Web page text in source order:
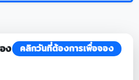
ง คลิกวันที่ต้องการเพื่อจอง